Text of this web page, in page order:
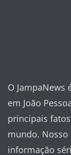
O
em João
principais
mundo.
informação